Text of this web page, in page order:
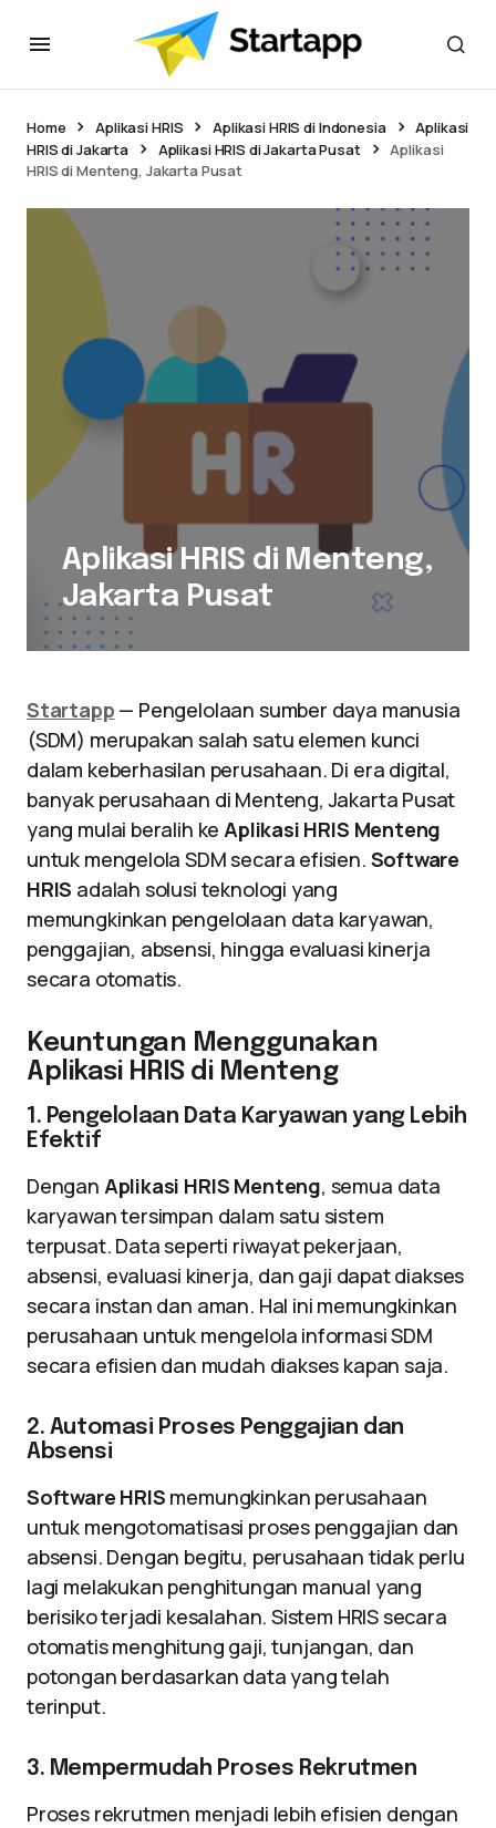
Home Aplikasi HRIS Aplikasi HRIS di Indonesia
Aplikasi
HRIS di Jakarta
Aplikasi HRIS di Jakarta Pusat
Aplikasi
HRIS di Menteng, Jakarta Pusat
Aplikasi HRIS di Menteng,
Jakarta Pusat
Startapp — Pengelolaan sumber daya manusia
(SDM) merupakan salah satu elemen kunci
dalam keberhasilan perusahaan. Di era digital,
banyak perusahaan di Menteng, Jakarta Pusat
yang mulai beralih keAplikasi HRIS Menteng
untuk mengelola SDM secara efisien. Software
HRIS adalah solusi teknologi yang
memungkinkan pengelolaan data karyawan,
penggajian, absensi, hingga evaluasi kinerja
secara otomatis.
Keuntungan Menggunakan
Aplikasi HRIS di Menteng
1. Pengelolaan Data Karyawan yang Lebih
Efektif
Dengan Aplikasi HRIS Menteng, semua data
karyawan tersimpan dalam satu sistem
terpusat. Data seperti riwayat pekerjaan,
absensi, evaluasi kinerja, dan gaji dapat diakses
secara instan dan aman. Hal ini memungkinkan
perusahaan untuk mengelola informasi SDM
secara efisien dan mudah diakses kapan saja.
2. Automasi Proses Penggajian dan
Absensi
Software HRIS memungkinkan perusahaan
untuk mengotomatisasi proses penggajian dan
absensi. Dengan begitu, perusahaan tidak perlu
lagi melakukan penghitungan manual yang
berisiko terjadi kesalahan. Sistem HRIS secara
otomatis menghitung gaji, tunjangan, dan
potongan berdasarkan data yang telah
terinput.
3. Mempermudah Proses Rekrutmen
Proses rekrutmen menjadi lebih efisien dengan